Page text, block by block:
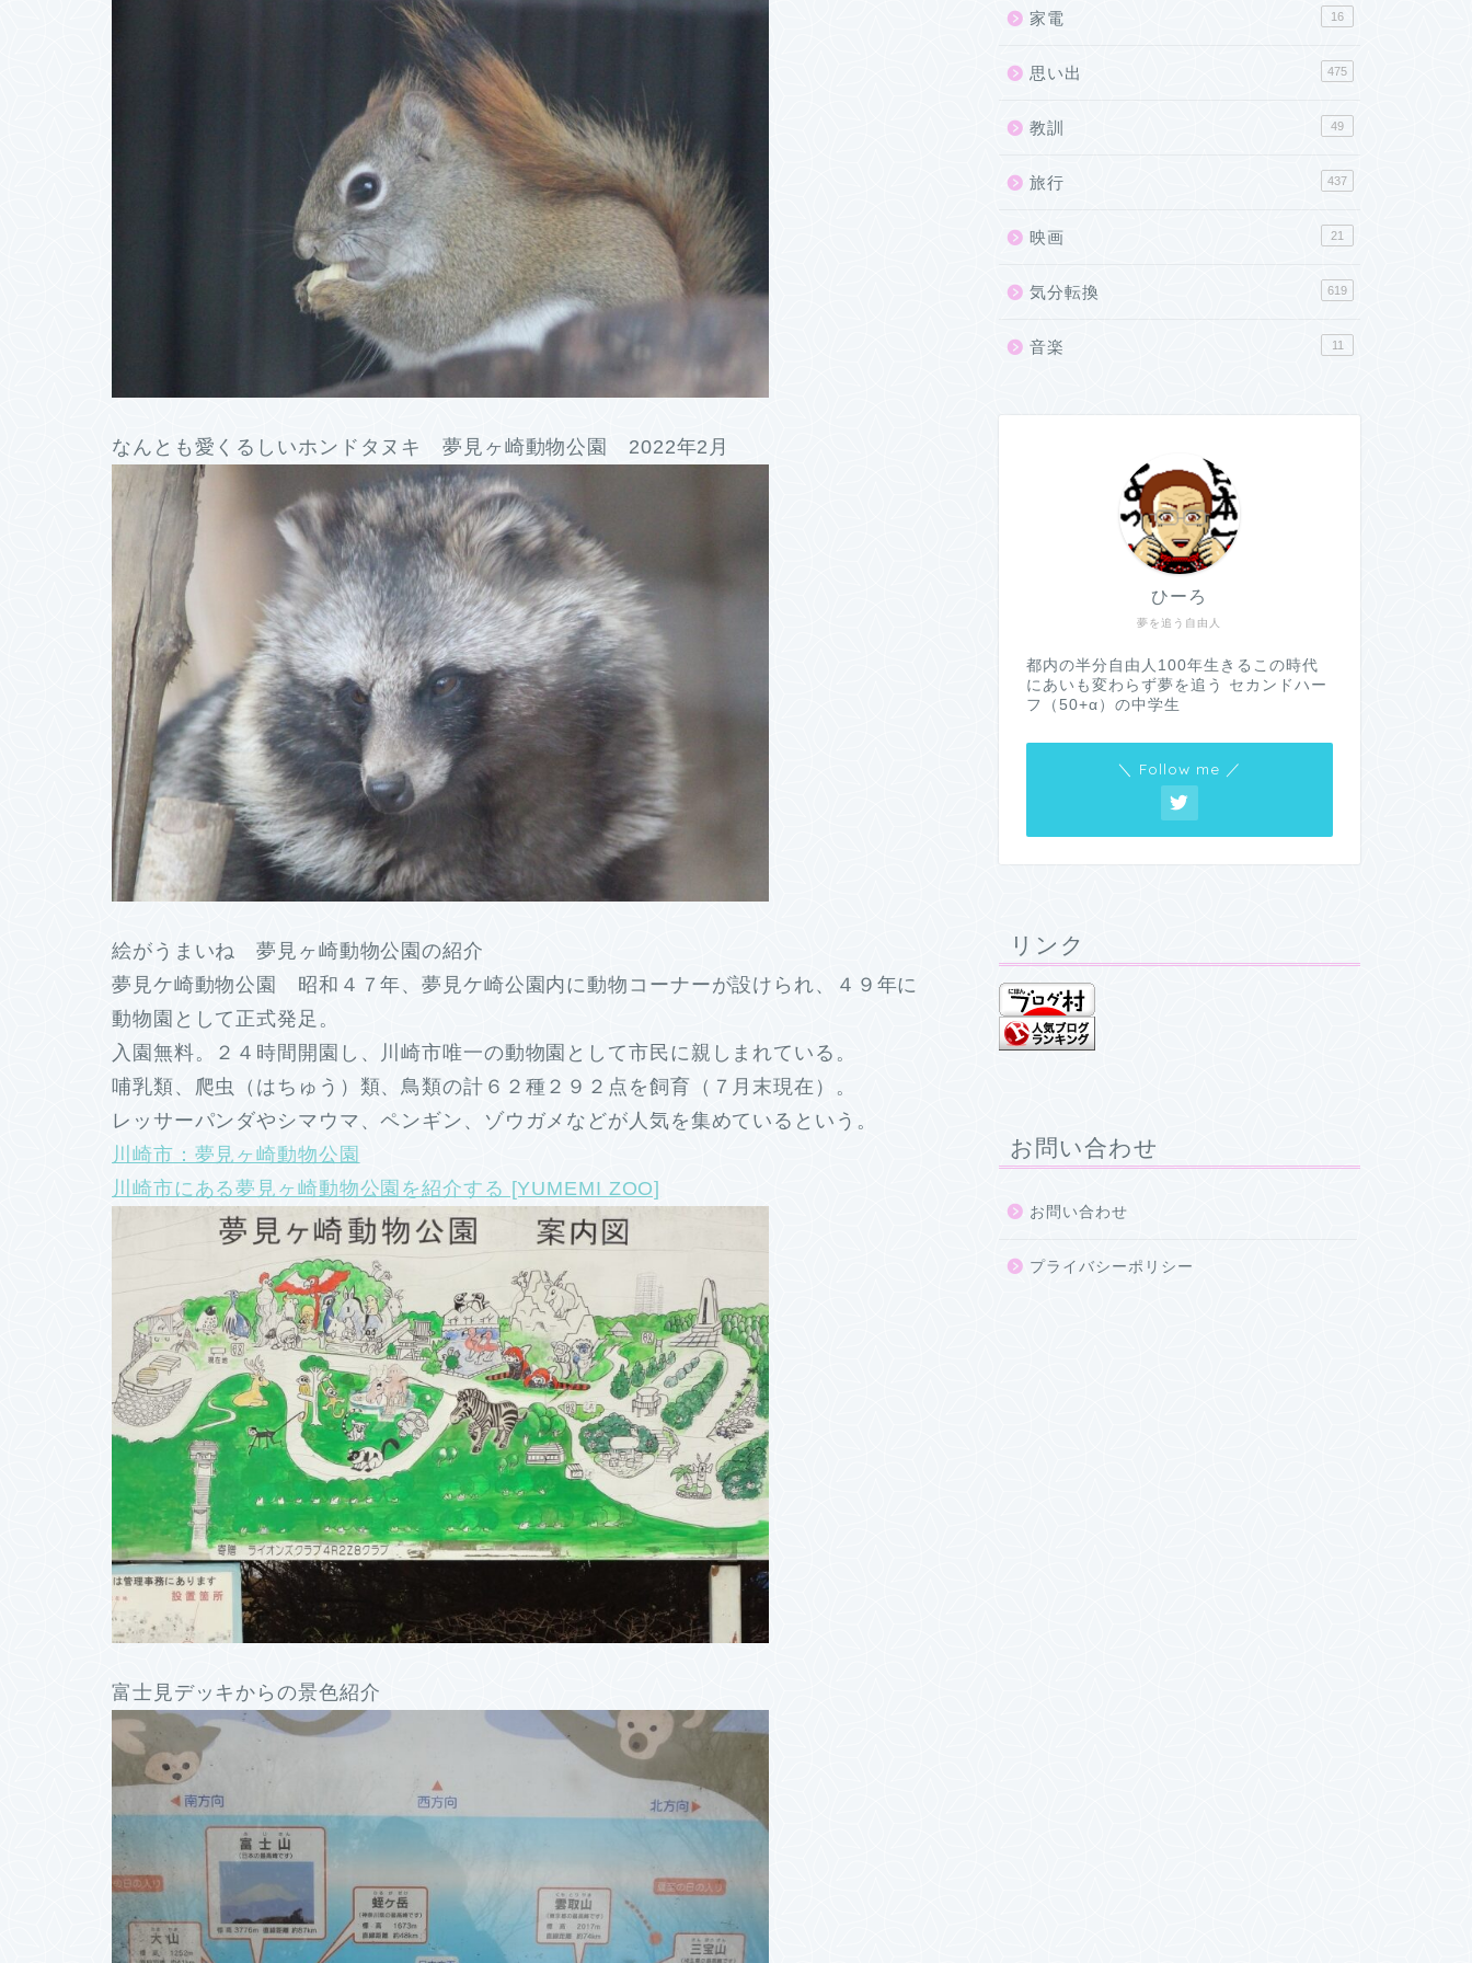
なんとも愛くるしいホンドタヌキ 夢見ヶ崎動物公園 2022年2月
絵がうまいね 夢見ヶ崎動物公園の紹介
夢見ケ崎動物公園 昭和４７年、夢見ケ崎公園内に動物コーナーが設けられ、４９年に
動物園として正式発足。
入園無料。２４時間開園し、川崎市唯一の動物園として市民に親しまれている。
哺乳類、爬虫（はちゅう）類、鳥類の計６２種２９２点を飼育（７月末現在）。
レッサーパンダやシマウマ、ペンギン、ゾウガメなどが人気を集めているという。
川崎市：夢見ヶ崎動物公園
川崎市にある夢見ヶ崎動物公園を紹介する [YUMEMI ZOO]
富士見デッキからの景色紹介
家電 16
思い出 475
教訓 49
旅行 437
映画 21
気分転換 619
音楽 11
夢を追う自由人
ひーろ
都内の半分自由人100年生きるこの時代
にあいも変わらず夢を追う セカンドハー
フ（50+α）の中学生
＼ Follow me ／
リンク
お問い合わせ
お問い合わせ
プライバシーポリシー